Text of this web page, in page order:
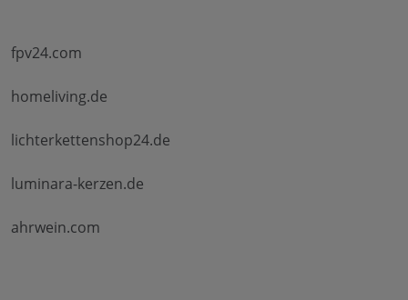
fpv24.com
homeliving.de
lichterkettenshop24.de
luminara-kerzen.de
ahrwein.com